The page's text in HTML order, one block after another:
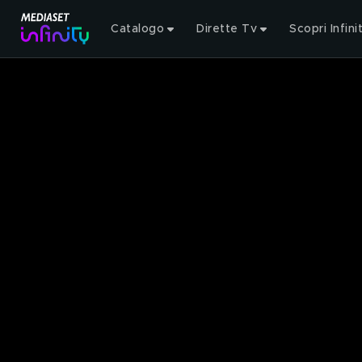
Catalogo Dirette Tv Scopri